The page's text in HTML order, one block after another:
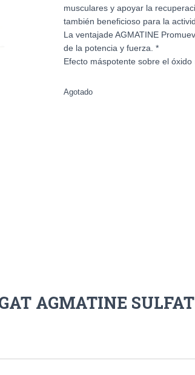
musculares y apoyar la
también beneficioso para la
La ventajade AGMATINE
de la potencia y fuerza. *
Efecto máspotente sobre el
Agotado
AGMATINE